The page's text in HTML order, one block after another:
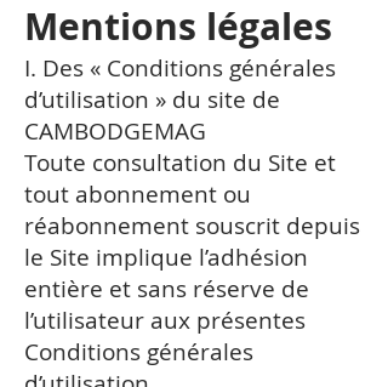
Mentions légales
I. Des « Conditions générales
d’utilisation » du site de
CAMBODGEMAG
Toute consultation du Site et
tout abonnement ou
réabonnement souscrit depuis
le Site implique l’adhésion
entière et sans réserve de
l’utilisateur aux présentes
Conditions générales